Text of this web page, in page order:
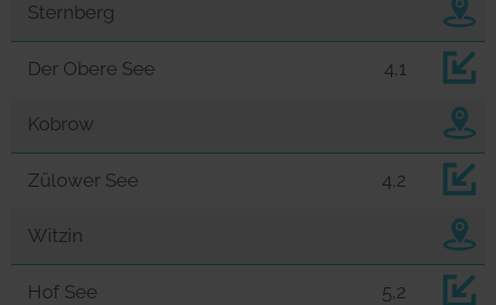
Sternberg
Der Obere See 4,1
Kobrow
Zülower See 4,2
Witzin
Hof See 5,2